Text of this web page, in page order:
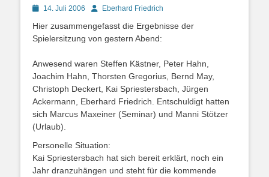
Posted14. Juli 2006 AutorEberhard Friedrich
Hier zusammengefasst die Ergebnisse der
Spielersitzung von gestern Abend:
Anwesend waren Steffen Kästner, Peter Hahn,
Joachim Hahn, Thorsten Gregorius, Bernd May,
Christoph Deckert, Kai Spriestersbach, Jürgen
Ackermann, Eberhard Friedrich. Entschuldigt hatten
sich Marcus Maxeiner (Seminar) und Manni Stötzer
(Urlaub).
Personelle Situation:
Kai Spriestersbach hat sich bereit erklärt, noch ein
Jahr dranzuhängen und steht für die kommende